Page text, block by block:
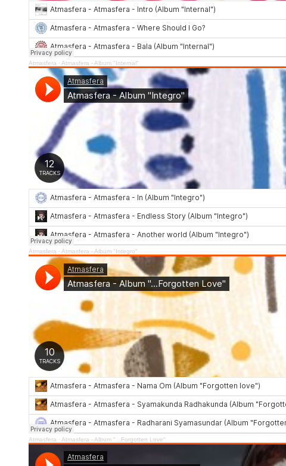
Atmasfera · Atmasfera - Album "Internal"
Atmasfera · Atmasfera - Album "Integro"
Atmasfera · Atmasfera - Album "...Forgotten Love"